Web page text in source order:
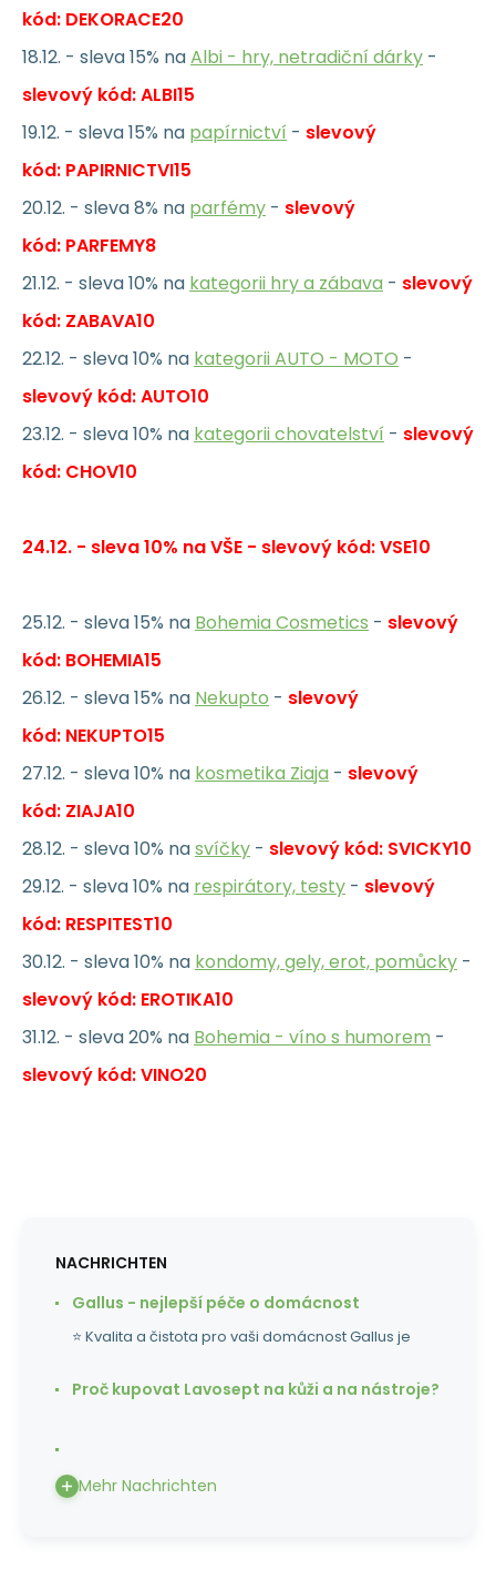
NACHRICHTEN
Gallus - nejlepší péče o domácnost
⭐ Kvalita a čistota pro vaši domácnost Gallus je
Proč kupovat Lavosept na kůži a na nástroje?
Mehr Nachrichten
kód: DEKORACE20
18.12. - sleva 15% naAlbi - hry, netradiční dárky -
slevový kód: ALBI15
19.12. - sleva 15% na papírnictví - slevový
kód: PAPIRNICTVI15
20.12. - sleva 8% na parfémy - slevový
kód: PARFEMY8
21.12. - sleva 10% na kategorii hry a zábava - slevový
kód: ZABAVA10
22.12. - sleva 10% na kategorii AUTO - MOTO -
slevový kód: AUTO10
23.12. - sleva 10% na kategorii chovatelství - slevový
kód: CHOV10
24.12. - sleva 10% na VŠE - slevový kód: VSE10
25.12. - sleva 15% na Bohemia Cosmetics - slevový
kód: BOHEMIA15
26.12. - sleva 15% na Nekupto - slevový
kód: NEKUPTO15
27.12. - sleva 10% na kosmetika Ziaja - slevový
kód: ZIAJA10
28.12. - sleva 10% nasvíčky - slevový kód: SVICKY10
29.12. - sleva 10% na respirátory, testy - slevový
kód: RESPITEST10
30.12. - sleva 10% na kondomy, gely, erot, pomůcky -
slevový kód: EROTIKA10
31.12. - sleva 20% na Bohemia - víno s humorem -
slevový kód: VINO20